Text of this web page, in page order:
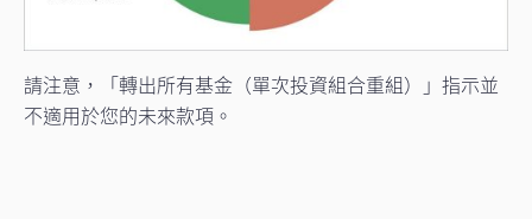
請注意，「轉出所有基金（單次投資組合重組）」指示並
不適用於您的未來款項。